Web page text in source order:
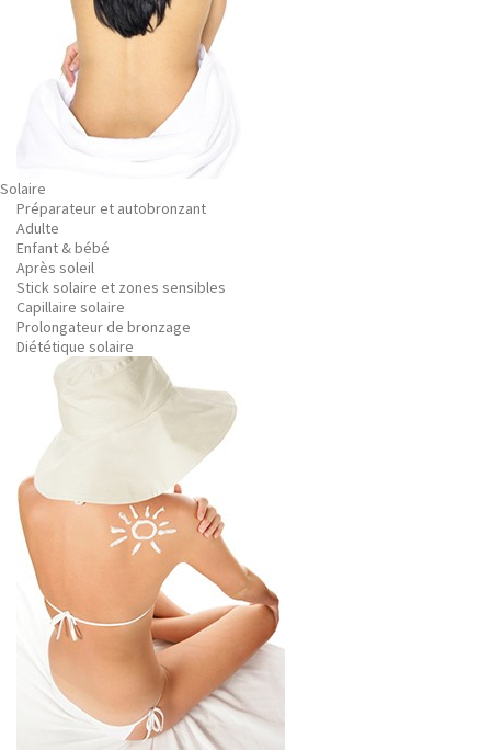
Solaire
Préparateur et autobronzant
Adulte
Enfant & bébé
Après soleil
Stick solaire et zones sensibles
Capillaire solaire
Prolongateur de bronzage
Diététique solaire